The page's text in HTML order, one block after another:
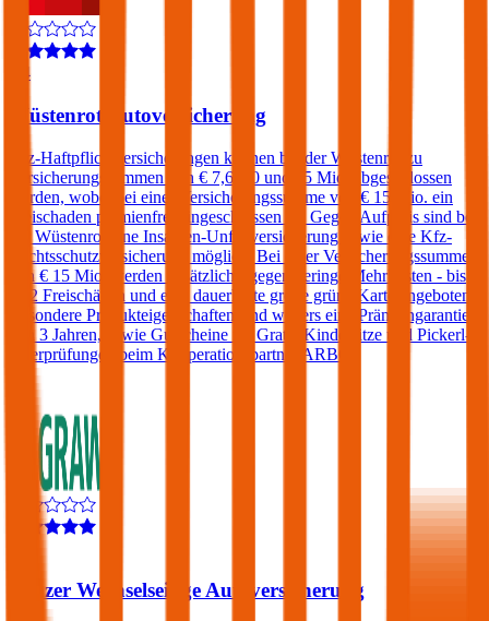
4,4
Wüstenrot Autoversicherung
Kfz-Haftpflichtversicherungen können bei der Wüstenrot zu
Versicherungssummen von € 7,6, 10 und 15 Mio. abgeschlossen
werden, wobei bei einer Versicherungssumme von € 15 Mio. ein
Freischaden prämienfrei eingeschlossen ist. Gegen Aufpreis sind bei
der Wüstenrot eine Insassen-Unfallversicherung sowie eine Kfz-
Rechtsschutzversicherung möglich. Bei einer Versicherungssumme
von € 15 Mio. werden zusätzlich - gegen geringe Mehrkosten - bis
zu 2 Freischäden und eine dauerhafte große grüne Karte angeboten.
Besondere Produkteigenschaften sind weiters eine Prämiengarantie
von 3 Jahren, sowie Gutscheine für Gratis-Kindersitze und Pickerl-
Überprüfungen beim Kooperationspartner ARBÖ.
Grazer Wechselseitige Autoversicherung